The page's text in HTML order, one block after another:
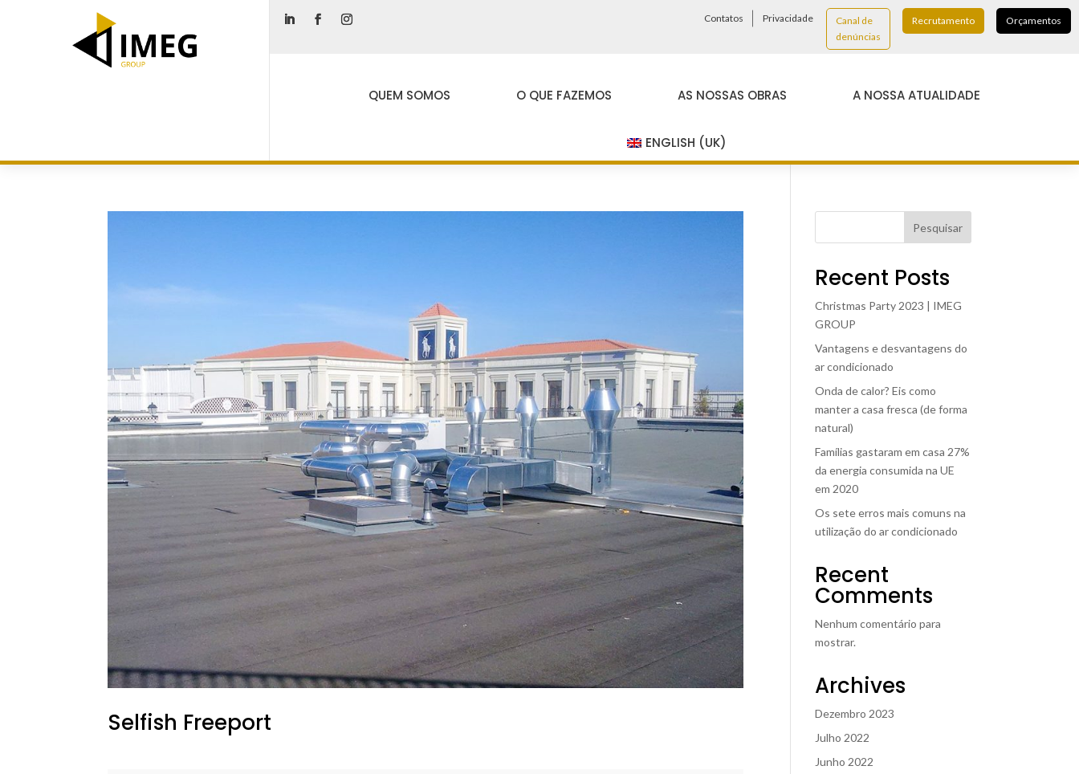
Contatos Privacidade
Canal de
denúncias
Recrutamento Orçamentos
QUEM SOMOS O QUE FAZEMOS AS NOSSAS OBRAS A NOSSA ATUALIDADE
ENGLISH (UK)
Selfish Freeport
Pesquisar
Recent Posts
Christmas Party 2023 | IMEG
GROUP
Vantagens e desvantagens do
ar condicionado
Onda de calor? Eis como
manter a casa fresca (de forma
natural)
Famílias gastaram em casa 27%
da energia consumida na UE
em 2020
Os sete erros mais comuns na
utilização do ar condicionado
Recent
Comments
Nenhum comentário para
mostrar.
Archives
Dezembro 2023
Julho 2022
Junho 2022